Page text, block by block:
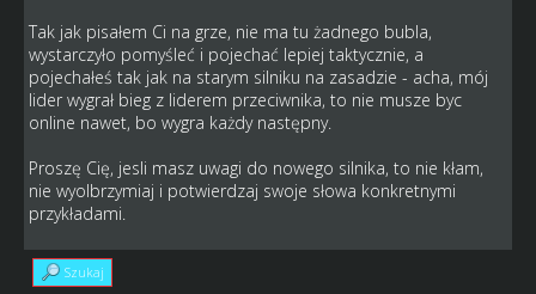
Tak jak pisałem Ci na grze, nie ma tu żadnego bubla,
wystarczyło pomyśleć i pojechać lepiej taktycznie, a
pojechałeś tak jak na starym silniku na zasadzie - acha, mój
lider wygrał bieg z liderem przeciwnika, to nie musze byc
online nawet, bo wygra każdy następny.
Proszę Cię, jesli masz uwagi do nowego silnika, to nie kłam,
nie wyolbrzymiaj i potwierdzaj swoje słowa konkretnymi
przykładami.
Szukaj